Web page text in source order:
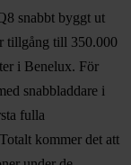
snabbt byggt ut
tillgång till 350.000
i Benelux. För
snabbladdare i
fulla
kommer det att